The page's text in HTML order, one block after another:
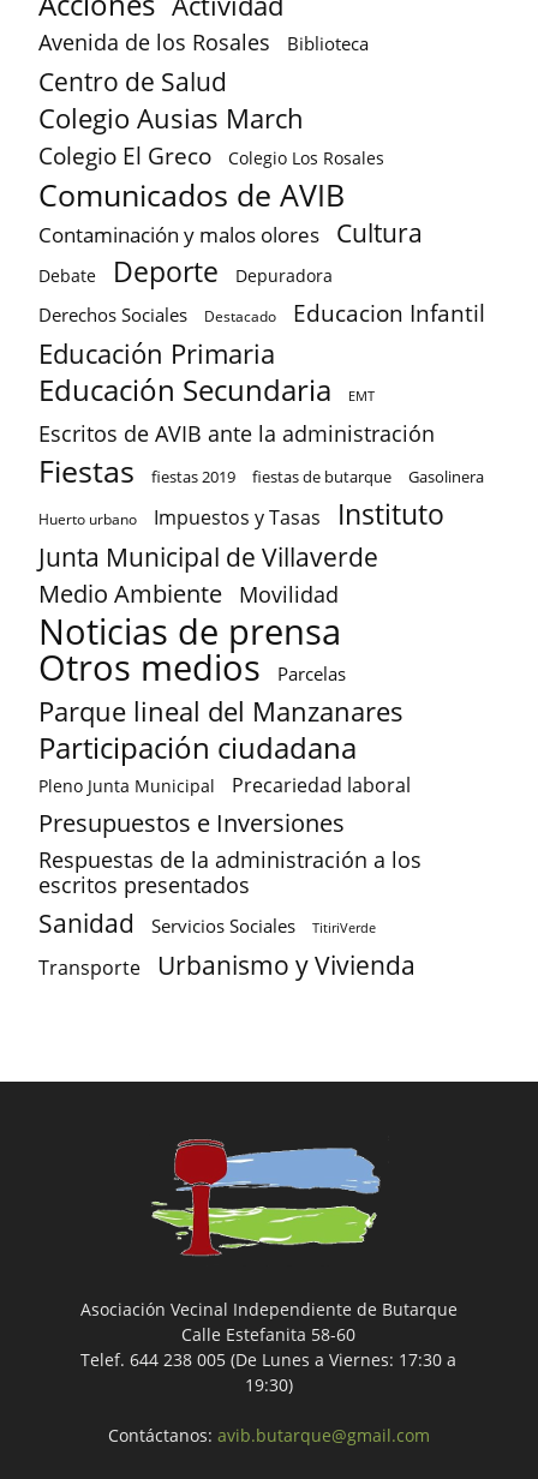
Avenida de los Rosales Biblioteca
Centro de Salud
Colegio Ausias March
Colegio El Greco Colegio Los Rosales
Comunicados de AVIB
Contaminación y malos olores Cultura
Debate Deporte Depuradora
Derechos Sociales Destacado Educacion Infantil
Educación Primaria
Educación Secundaria EMT
Escritos de AVIB ante la administración
Fiestas fiestas 2019 fiestas de butarque Gasolinera
Huerto urbano Impuestos y Tasas Instituto
Junta Municipal de Villaverde
Medio Ambiente Movilidad
Noticias de prensa
Otros medios Parcelas
Parque lineal del Manzanares
Participación ciudadana
Pleno Junta Municipal Precariedad laboral
Presupuestos e Inversiones
Respuestas de la administración a los
escritos presentados
Sanidad Servicios Sociales TitiriVerde
Transporte Urbanismo y Vivienda
Asociación Vecinal Independiente de Butarque
Calle Estefanita 58-60
Telef. 644 238 005 (De Lunes a Viernes: 17:30 a
19:30)
Contáctanos: avib.butarque@gmail.com